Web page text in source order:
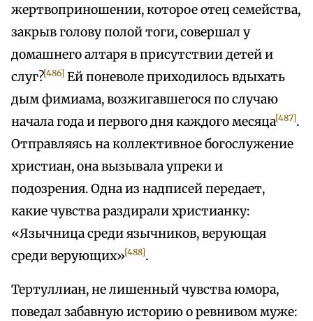
жертвоприношении, которое отец семейства,
закрыв голову полой тоги, совершал у
домашнего алтаря в присутствии детей и
слуг?[486] Ей поневоле приходилось вдыхать
дым фимиама, возжигавшегося по случаю
начала года и первого дня каждого месяца[487].
Отправляясь на коллективное богослужение
христиан, она вызывала упреки и
подозрения. Одна из надписей передает,
какие чувства раздирали христианку:
«Язычница среди язычников, верующая
среди верующих»[488].
Тертуллиан, не лишенный чувства юмора,
поведал забавную историю о ревнивом муже: